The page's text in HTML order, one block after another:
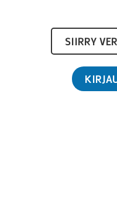
SIIRRY